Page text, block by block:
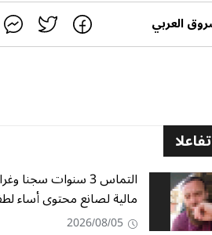
العربي
التماس 3 سنوات سجنا
مالية لصانع محتوى أساء
2026/08/05